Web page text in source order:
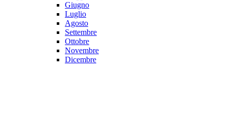
Giugno
Luglio
Agosto
Settembre
Ottobre
Novembre
Dicembre